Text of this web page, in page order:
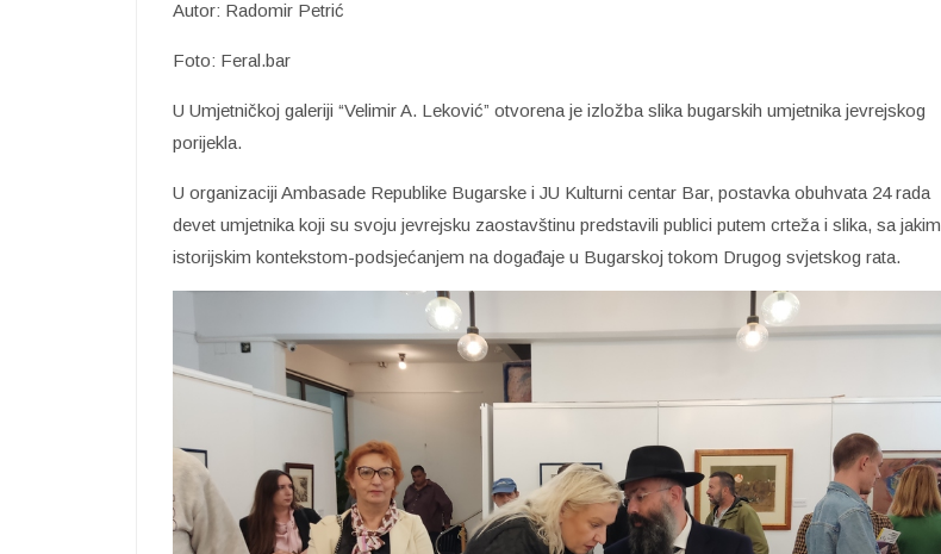
Autor: Radomir Petrić
Foto: Feral.bar
U Umjetničkoj galeriji “Velimir A. Leković” otvorena je izložba slika bugarskih umjetnika jevrejskog
porijekla.
U organizaciji Ambasade Republike Bugarske i JU Kulturni centar Bar, postavka obuhvata 24 rada
devet umjetnika koji su svoju jevrejsku zaostavštinu predstavili publici putem crteža i slika, sa jakim
istorijskim kontekstom-podsjećanjem na događaje u Bugarskoj tokom Drugog svjetskog rata.